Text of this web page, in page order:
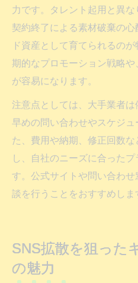
力です。タレント起用と異
契約終了による素材破棄の
ド資産として育てられるの
期的なプロモーション戦略
が容易になります。
注意点としては、大手業者は
早めの問い合わせやスケジュ
た、費用や納期、修正回数
し、自社のニーズに合った
す。公式サイトや問い合わ
談を行うことをおすすめしま
SNS拡散を狙った
の魅力